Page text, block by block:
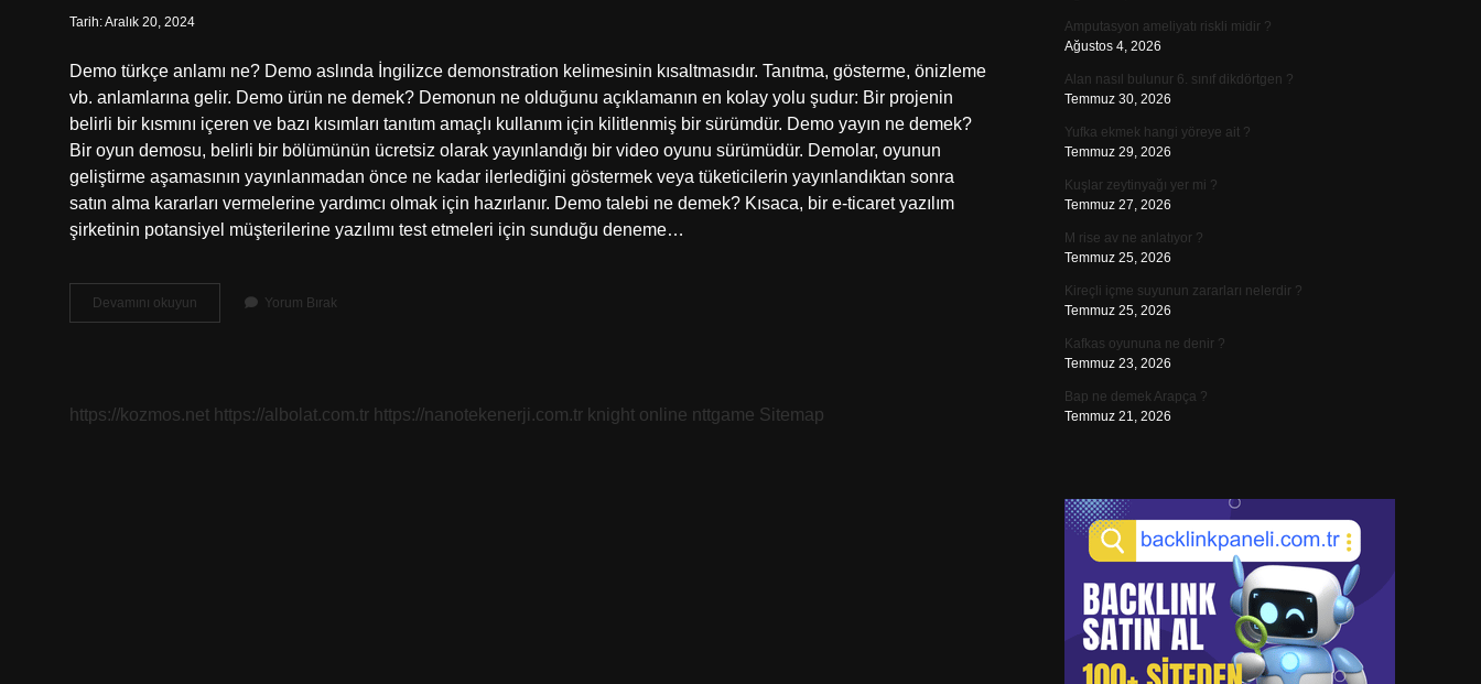
Tarih: Aralık 20, 2024
Demo türkçe anlamı ne? Demo aslında İngilizce demonstration kelimesinin kısaltmasıdır. Tanıtma, gösterme, önizleme
vb. anlamlarına gelir. Demo ürün ne demek? Demonun ne olduğunu açıklamanın en kolay yolu şudur: Bir projenin
belirli bir kısmını içeren ve bazı kısımları tanıtım amaçlı kullanım için kilitlenmiş bir sürümdür. Demo yayın ne demek?
Bir oyun demosu, belirli bir bölümünün ücretsiz olarak yayınlandığı bir video oyunu sürümüdür. Demolar, oyunun
geliştirme aşamasının yayınlanmadan önce ne kadar ilerlediğini göstermek veya tüketicilerin yayınlandıktan sonra
satın alma kararları vermelerine yardımcı olmak için hazırlanır. Demo talebi ne demek? Kısaca, bir e-ticaret yazılım
şirketinin potansiyel müşterilerine yazılımı test etmeleri için sunduğu deneme…
Devamını okuyun
Ne
Yorum Bırak
https://kozmos.net https://albolat.com.tr https://nanotekenerji.com.tr knight online nttgame Sitemap
Amputasyon ameliyatı riskli midir ?
Ağustos 4, 2026
Alan nasıl bulunur 6. sınıf dikdörtgen ?
Temmuz 30, 2026
Yufka ekmek hangi yöreye ait ?
Temmuz 29, 2026
Kuşlar zeytinyağı yer mi ?
Temmuz 27, 2026
M rise av ne anlatıyor ?
Temmuz 25, 2026
Kireçli içme suyunun zararları nelerdir ?
Temmuz 25, 2026
Kafkas oyununa ne denir ?
Temmuz 23, 2026
Bap ne demek Arapça ?
Temmuz 21, 2026